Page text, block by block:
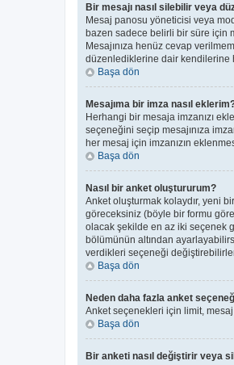
Bir mesajı nasıl silebilir veya
Mesaj panosu yöneticisi veya
bazen sadece belirli bir süre için
Mesajınıza henüz cevap
düzenlediklerine dair kendilerine
Başa dön
Mesajıma bir imza nasıl
Herhangi bir mesaja imzanızı
seçeneğini seçip mesajınıza
her mesaj için imzanızın
Başa dön
Nasıl bir anket oluştururum?
Anket oluşturmak kolaydır, yeni
göreceksiniz (böyle bir formu
olacak şekilde en az iki seçenek
bölümünün altından
verdikleri seçeneği
Başa dön
Neden daha fazla anket
Anket seçenekleri için limit,
Başa dön
Bir anketi nasıl değiştirir veya